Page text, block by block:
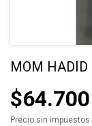
MOM HADID
$64.700
Precio sin impuestos